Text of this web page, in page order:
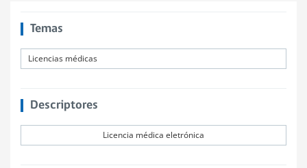
Temas
Licencias médicas
Descriptores
Licencia médica eletrónica